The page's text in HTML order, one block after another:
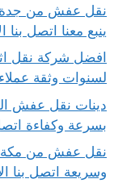
ينبع معنا اتصل بنا
لسنوات وثقة
بسرعة وكفاءة
وسريعة اتصل بنا